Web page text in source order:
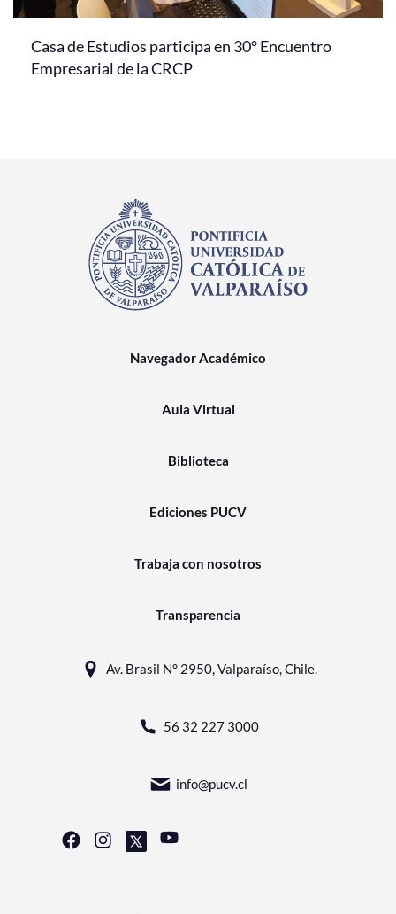
Casa de Estudios participa en 30° Encuentro
Empresarial de la CRCP
Navegador Académico
Aula Virtual
Biblioteca
Ediciones PUCV
Trabaja con nosotros
Transparencia
Av. Brasil N° 2950, Valparaíso, Chile.
56 32 227 3000
info@pucv.cl